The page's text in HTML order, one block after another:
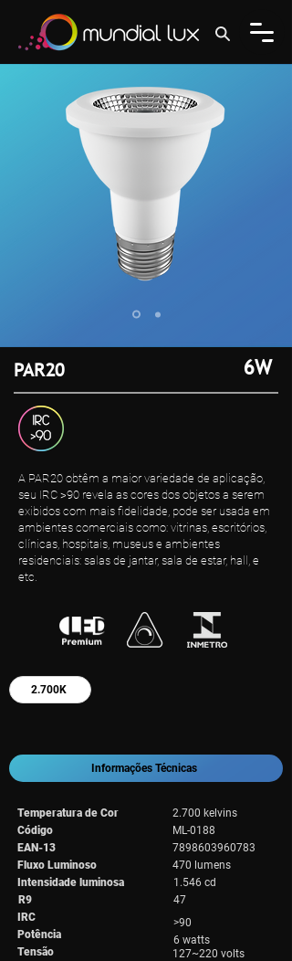
PAR20 6W
A PAR20 obtêm a maior variedade de aplicação,
seu IRC >90 revela as cores dos objetos a serem
exibidos com mais fidelidade, pode ser usada em
ambientes comerciais como: vitrinas, escritórios,
clínicas, hospitais, museus e ambientes
residenciais: salas de jantar, sala de estar, hall, e
etc.
2.700K
Informações Técnicas
Temperatura de Cor
Código
EAN-13
Fluxo Luminoso
Intensidade luminosa
R9
IRC
Potência
Tensão
>90
6 watts
2.700 kelvins
ML-0188
7898603960783
470 lumens
1.546 cd
47
127~220 volts